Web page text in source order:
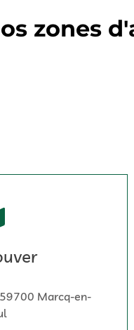
zones
Marcq-en-